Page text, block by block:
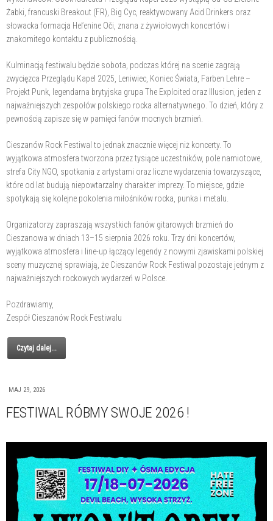
Żabki, francuski Breakout (FR), Big Cyc, reaktywowany Acid Drinkers oraz
słowacka formacja Heľenine Oči, znana z żywiołowych koncertów i
znakomitego kontaktu z publicznością.
Kulminacją festiwalu będzie sobota, podczas której na scenie zagrają
zwycięzca Przeglądu Kapel 2025, Leniwiec, Koniec Świata, Farben Lehre –
Projekt Punk, legendarna brytyjska grupa The Exploited oraz Illusion, jeden z
najważniejszych zespołów polskiego rocka alternatywnego. To dzień, który z
pewnością zapisze się w pamięci fanów mocnych brzmień.
Cieszanów Rock Festiwal to jednak znacznie więcej niż koncerty. To
wyjątkowa atmosfera tworzona przez tysiące uczestników, pole namiotowe,
strefa City NGO, spotkania z artystami oraz liczne wydarzenia towarzyszące,
które od lat budują niepowtarzalny charakter imprezy. To miejsce, gdzie
spotykają się kolejne pokolenia miłośników rocka, punka i metalu.
Organizatorzy zapraszają wszystkich fanów gitarowych brzmień do
Cieszanowa w dniach 13–15 sierpnia 2026 roku. Trzy dni koncertów,
wyjątkowa atmosfera i line-up łączący legendy z nowymi zjawiskami polskiej
sceny muzycznej sprawiają, że Cieszanów Rock Festiwal pozostaje jednym z
najważniejszych rockowych wydarzeń w Polsce.
Pozdrawiamy,
Zespół Cieszanów Rock Festiwalu
Czytaj dalej...
MAJ 29, 2026
FESTIWAL RÓBMY SWOJE 2026 !